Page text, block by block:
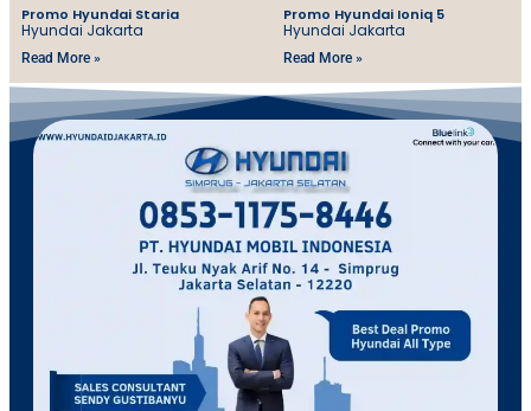
Promo Hyundai Staria
Hyundai Jakarta
Read More »
Promo Hyundai Ioniq 5
Hyundai Jakarta
Read More »